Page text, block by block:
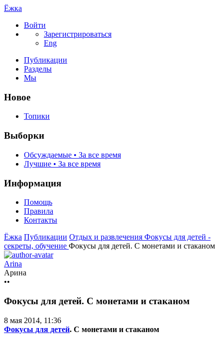
Ёжка
Войти
Зарегистрироваться
Eng
Публикации
Разделы
Мы
Новое
Топики
Выборки
Обсуждаемые • За все время
Лучшие • За все время
Информация
Помощь
Правила
Контакты
Ёжка Публикации Отдых и развлечения Фокусы для детей -
секреты, обучение Фокусы для детей. С монетами и стаканом
Arina
Арина
••
Фокусы для детей. С монетами и стаканом
8 мая 2014, 11:36
Фокусы для детей. С монетами и стаканом